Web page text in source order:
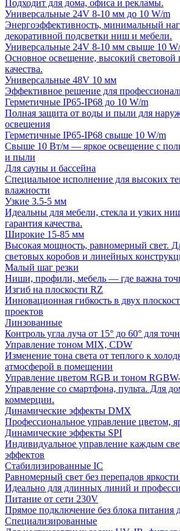
Подходит для дома, офиса и рекламы.
Универсальные 24V 8-10 мм до 10 W/m
Энергоэффективность, минимальный
декоративной подсветки ниш и мебели.
Универсальные 24V 8-10 мм свыше 10
Основное освещение, высокий световой
качества.
Универсальные 48V 10 мм
Эффективное решение для
Герметичные IP65-IP68 до 10 W/m
Полная защита от воды и пыли для
освещения
Герметичные IP65-IP68 свыше 10 W/m
Свыше 10 Вт/м — яркое освещение с
и пыли
Для сауны и бассейна
Специальное исполнение для высоких
влажности
Узкие 3.5-5 мм
Идеальны для мебели, стекла и узких
гарантия качества.
Широкие 15-85 мм
Высокая мощность, равномерный свет.
световых коробов и линейных
Малый шаг резки
Ниши, профили, мебель — где важна
Изгиб на плоскости RZ
Инновационная гибкость в двух
проектов
Линзованные
Контроль угла луча от 15° до 60° для
Управление тоном MIX, CDW
Изменение тона света от теплого к
атмосферой в помещении
Управление цветом RGB и тоном
Управление со смартфона, пульта. Для
коммерции.
Динамические эффекты DMX
Профессиональное управление цветом,
Динамические эффекты SPI
Индивидуальное управление каждым
эффектов
Стабилизированные IC
Равномерный свет без перепадов
Идеально для длинных линий и
Питание от сети 230V
Прямое подключение без блока питания
Специализированные